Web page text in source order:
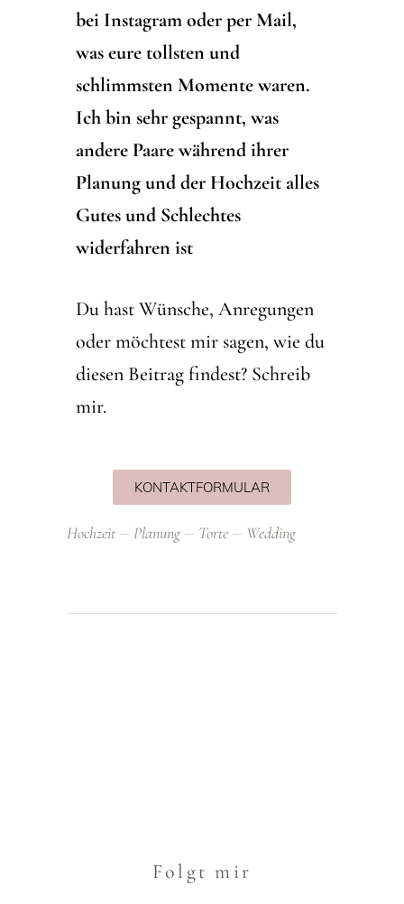
bei Instagram oder per Mail,
was eure tollsten und
schlimmsten Momente waren.
Ich bin sehr gespannt, was
andere Paare während ihrer
Planung und der Hochzeit alles
Gutes und Schlechtes
widerfahren ist
Du hast Wünsche, Anregungen
oder möchtest mir sagen, wie du
diesen Beitrag findest? Schreib
mir.
KONTAKTFORMULAR
Hochzeit Planung Torte Wedding
Folgt mir